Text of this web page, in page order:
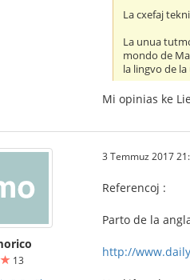
La cxefaj
La unua
mondo de
la lingvo de
Mi opinias ke
13
3 Temmuz 2017
Referencoj :
Parto de la
http://